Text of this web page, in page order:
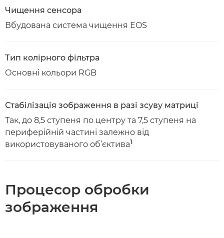
Чищення сенсора
Вбудована система чищення EOS
Тип колірного фільтра
Основні кольори RGB
Стабілізація зображення в разі зсуву матриці
Так, до 8,5 ступеня по центру та 7,5 ступеня на
периферійній частині залежно від
використовуваного об’єктива1
Процесор обробки
зображення